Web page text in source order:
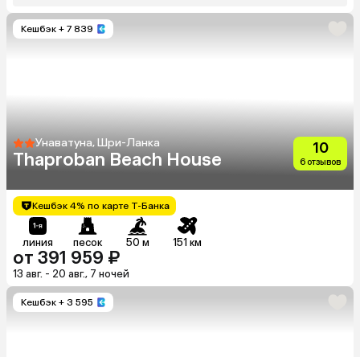
Кешбэк + 7 839
Унаватуна, Шри-Ланка
Thaproban Beach House
10
6 отзывов
Кешбэк 4% по карте Т-Банка
линия песок 50 м 151 км
от 391 959 ₽
13 авг. - 20 авг., 7 ночей
Кешбэк + 3 595